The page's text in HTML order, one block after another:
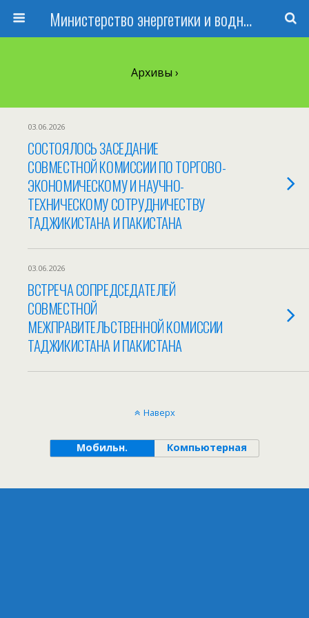
Министерство энергетики и водных ресурсов Республики Таджикистан
Архивы ›
03.06.2026
СОСТОЯЛОСЬ ЗАСЕДАНИЕ
СОВМЕСТНОЙ КОМИССИИ ПО ТОРГОВО-
ЭКОНОМИЧЕСКОМУ И НАУЧНО-
ТЕХНИЧЕСКОМУ СОТРУДНИЧЕСТВУ
ТАДЖИКИСТАНА И ПАКИСТАНА
03.06.2026
ВСТРЕЧА СОПРЕДСЕДАТЕЛЕЙ
СОВМЕСТНОЙ
МЕЖПРАВИТЕЛЬСТВЕННОЙ КОМИССИИ
ТАДЖИКИСТАНА И ПАКИСТАНА
Наверх
Мобильн. Компьютерная